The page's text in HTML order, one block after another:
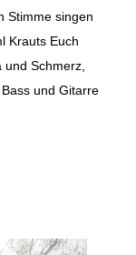
Stimme singen
Krauts Euch
Schmerz,
und Gitarre